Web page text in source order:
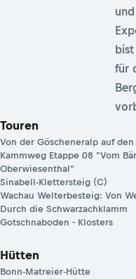
und
für
Touren
Von der Göscheneralp auf
Kammweg Etappe 08 "Vom
Oberwiesenthal"
Sinabell-Klettersteig (C)
Wachau Welterbesteig: Von
Durch die Schwarzachklamm
Gotschnaboden - Klosters
Hütten
Bonn-Matreier-Hütte